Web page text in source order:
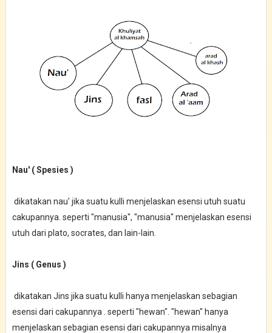
Nau' ( Spesies )
dikatakan nau' jika suatu kulli menjelaskan esensi utuh suatu
cakupannya. seperti "manusia", "manusia" menjelaskan esensi
utuh dari plato, socrates, dan lain-lain.
Jins ( Genus )
dikatakan Jins jika suatu kulli hanya menjelaskan sebagian
esensi dari cakupannya . seperti "hewan". "hewan" hanya
menjelaskan sebagian esensi dari cakupannya misalnya